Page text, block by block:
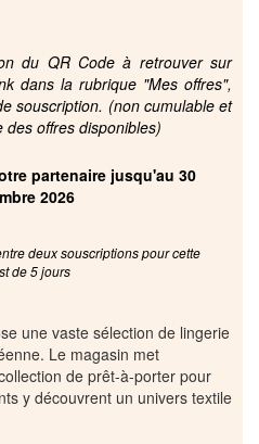
du QR Code à retrouver sur
dans la rubrique "Mes offres",
souscription. (non cumulable et
offres disponibles)
partenaire jusqu'au 30
2026
deux souscriptions pour cette
de 5 jours
une vaste sélection de lingerie
Le magasin met
de prêt-à-porter pour
y découvrent un univers textile